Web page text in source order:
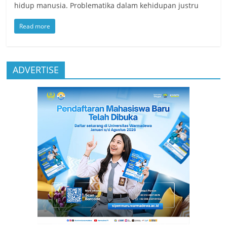
hidup manusia. Problematika dalam kehidupan justru
Read more
ADVERTISE